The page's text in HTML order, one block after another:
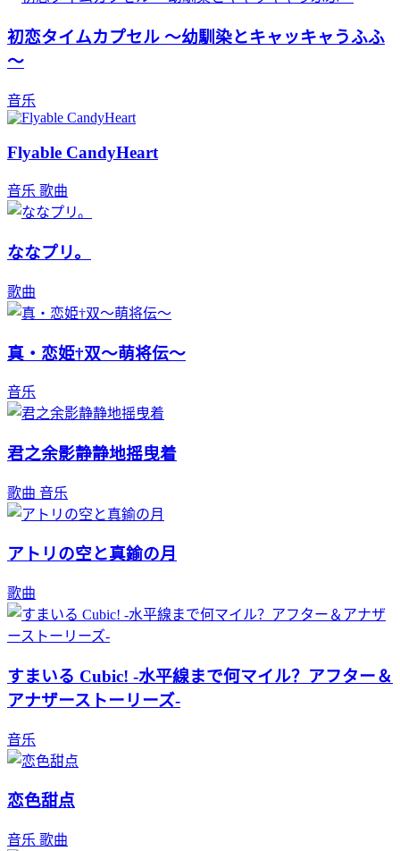
初恋タイムカプセル ～幼馴染とキャッキャうふふ
～
音乐
Flyable CandyHeart
音乐 歌曲
ななプリ。
歌曲
真・恋姫†双～萌将伝～
音乐
君之余影静静地摇曳着
歌曲 音乐
アトリの空と真鍮の月
歌曲
すまいる Cubic! -水平線まで何マイル？アフター＆
アナザーストーリーズ-
音乐
恋色甜点
音乐 歌曲